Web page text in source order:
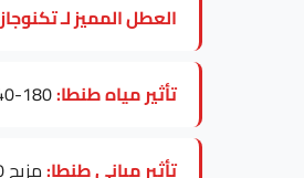
العطل المميز لـ
تأثير مياه طنطا:
تأثير مباني طنطا:مزيج 1960-2010 يتطلب فحصاً للكهرباء قبل تركيب أي موديل تكنوجاز.